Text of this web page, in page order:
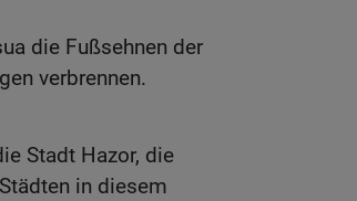
die Fußsehnen der
verbrennen.
Stadt Hazor, die
in diesem